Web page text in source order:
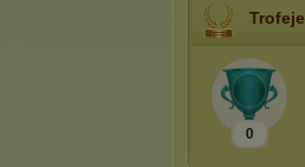
Trofeje
0